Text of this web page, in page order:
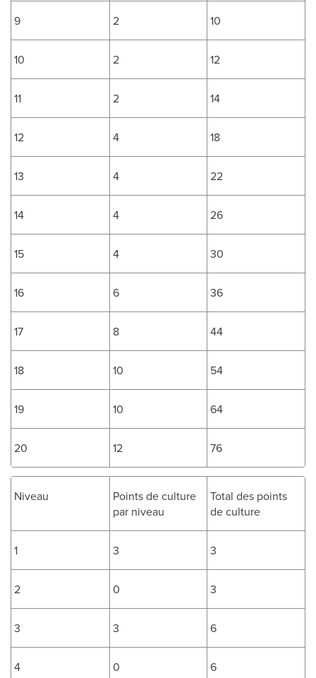
9 2 10
10 2 12
11 2 14
12 4 18
13 4 22
14 4 26
15 4 30
16 6 36
17 8 44
18 10 54
19 10 64
20 12 76
Niveau
Points de culture
par niveau
Total des points
de culture
1 3 3
2 0 3
3 3 6
4 0 6